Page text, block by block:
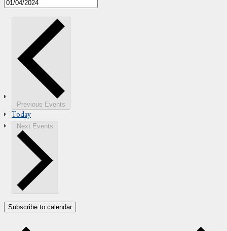
Previous Events
Today
Next Events
Subscribe to calendar